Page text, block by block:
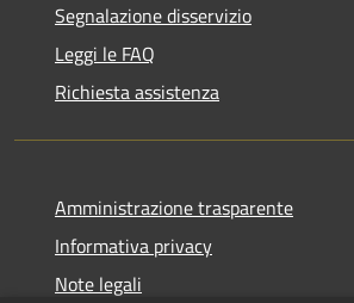
Segnalazione disservizio
Leggi le FAQ
Richiesta assistenza
Amministrazione trasparente
Informativa privacy
Note legali